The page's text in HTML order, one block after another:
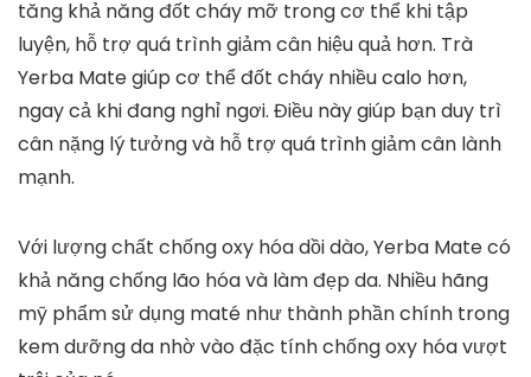
tăng khả năng đốt cháy mỡ trong cơ thể khi tập
luyện, hỗ trợ quá trình giảm cân hiệu quả hơn. Trà
Yerba Mate giúp cơ thể đốt cháy nhiều calo hơn,
ngay cả khi đang nghỉ ngơi. Điều này giúp bạn duy trì
cân nặng lý tưởng và hỗ trợ quá trình giảm cân lành
mạnh.
Với lượng chất chống oxy hóa dồi dào, Yerba Mate có
khả năng chống lão hóa và làm đẹp da. Nhiều hãng
mỹ phẩm sử dụng maté như thành phần chính trong
kem dưỡng da nhờ vào đặc tính chống oxy hóa vượt